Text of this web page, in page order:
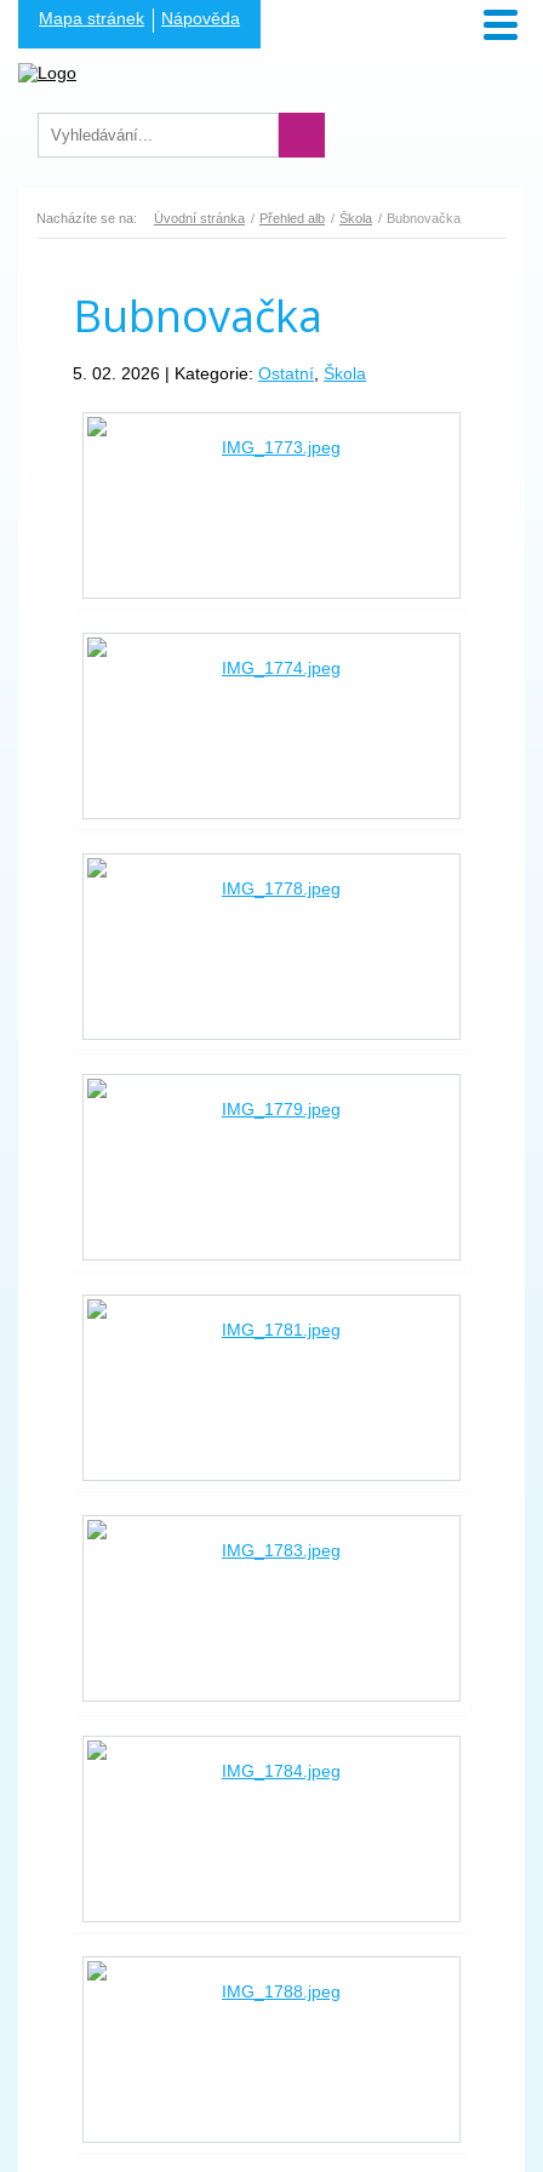
Mapa stránek Nápověda
Nacházíte se na: Úvodní stránka Přehled alb Škola Bubnovačka
Bubnovačka
5. 02. 2026 | Kategorie: Ostatní Škola